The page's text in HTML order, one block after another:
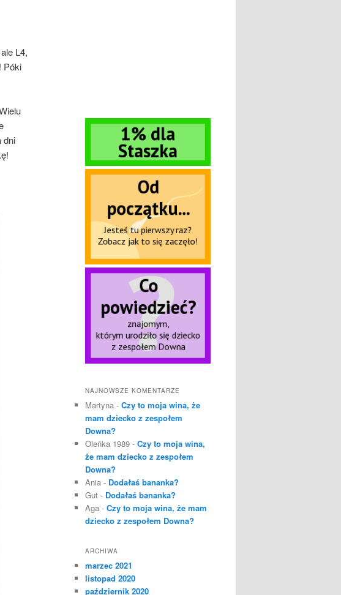
L4,
Póki
dni
NAJNOWSZE KOMENTARZE
Martyna - Czy to moja wina, że
mam dziecko z zespołem
Downa?
Oleńka 1989 - Czy to moja wina,
że mam dziecko z zespołem
Downa?
Ania - Dodałaś bananka?
Gut - Dodałaś bananka?
Aga - Czy to moja wina, że mam
dziecko z zespołem Downa?
ARCHIWA
marzec 2021
listopad 2020
październik 2020